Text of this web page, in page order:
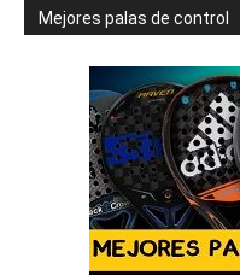
Mejores palas de control